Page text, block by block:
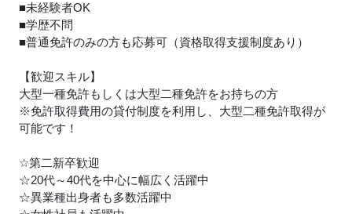
■未経験者OK
■学歴不問
■普通免許のみの方も応募可（資格取得支援制度あり）
【歓迎スキル】
大型一種免許もしくは大型二種免許をお持ちの方
※免許取得費用の貸付制度を利用し、大型二種免許取得が
可能です！
☆第二新卒歓迎
☆20代～40代を中心に幅広く活躍中
☆異業種出身者も多数活躍中